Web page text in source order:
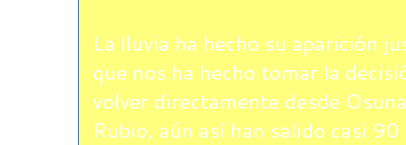
La lluvia ha hecho su aparición
que nos ha hecho tomar la
volver directamente desde
Rubio, aún así han salido casi